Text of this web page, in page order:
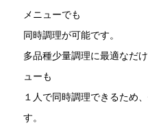
メニューでも
同時調理が可能です。
多品種少量調理に最適なだ
ューも
１人で同時調理できるため
す。